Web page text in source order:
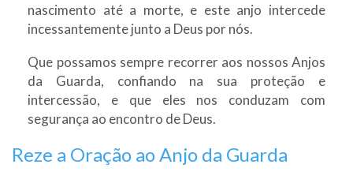
nascimento até a morte, e este anjo intercede
incessantemente junto a Deus por nós.
Que possamos sempre recorrer aos nossos Anjos
da Guarda, confiando na sua proteção e
intercessão, e que eles nos conduzam com
segurança ao encontro de Deus.
Reze a Oração ao Anjo da Guarda